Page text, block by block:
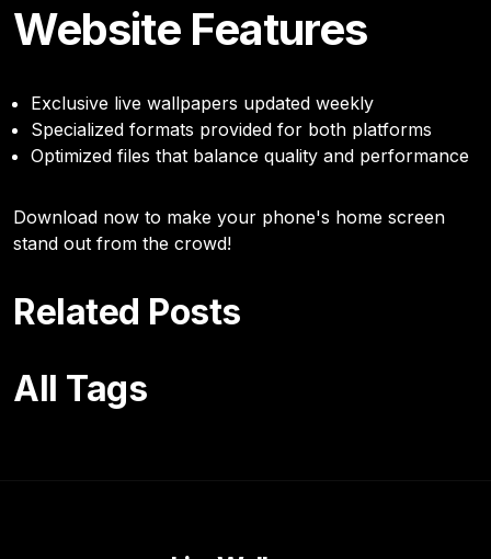
Website Features
Exclusive live wallpapers updated weekly
Specialized formats provided for both platforms
Optimized files that balance quality and performance
Download now to make your phone's home screen
stand out from the crowd!
Related Posts
All Tags